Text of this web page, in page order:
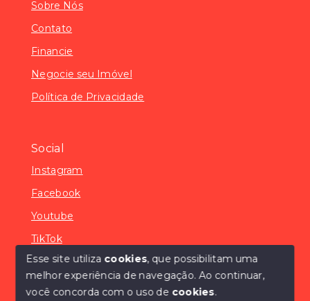
Sobre Nós
Contato
Financie
Negocie seu Imóvel
Política de Privacidade
Social
Instagram
Facebook
Youtube
TikTok
© Copyright 2026 - SÓCONDOMÍNIOS - Todos os
Esse site utiliza cookies, que possibilitam uma
melhor experiência de navegação.Ao continuar,
você concorda com o uso de cookies.